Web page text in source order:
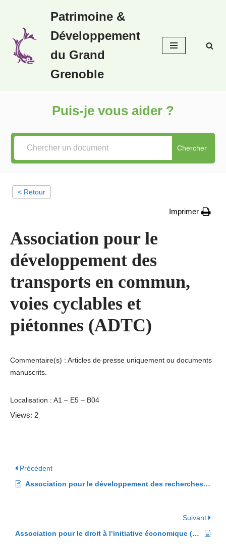
au
contenu
Patrimoine &
Développement
du Grand
Grenoble
Puis-je vous aider ?
Chercher
< Retour
Imprimer
Association pour le
développement des
transports en commun,
voies cyclables et
piétonnes (ADTC)
Commentaire(s) : Articles de presse uniquement ou documents
manuscrits.
Localisation : A1 – E5 – B04
Views: 2
Précédent
Association pour le développement des recherches (ADR)
Suivant
Association pour le droit à l’initiative économique (ADIE)